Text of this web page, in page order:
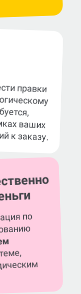
правки
ваших
к заказу.
по